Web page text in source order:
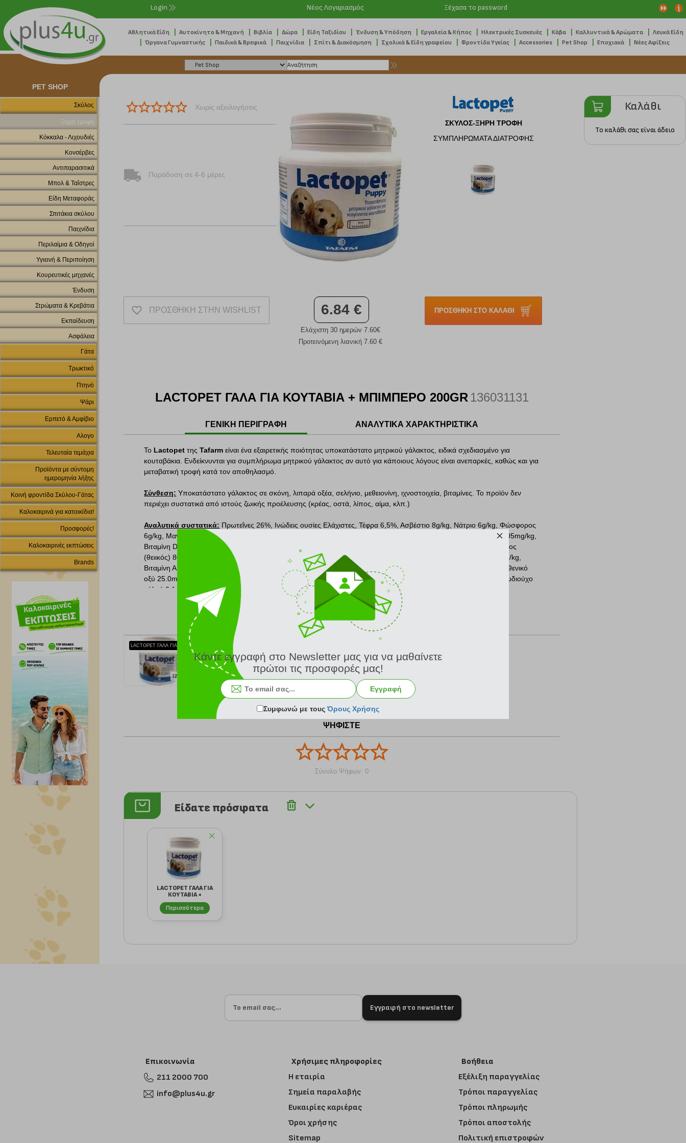
Login Νέος Λογαριασμός Ξέχασα το password
Αθλητικά Είδη Αυτοκίνητο & Μηχανή Βιβλία Δώρα Είδη Ταξιδίου Ένδυση & Υπόδηση Εργαλεία & Κήπος Ηλεκτρικές Συσκευές Κάβα Καλλυντικά & Αρώματα Λευκά Είδη
Όργανα Γυμναστικής Παιδικά & Βρεφικά Παιχνίδια Σπίτι & Διακόσμηση Σχολικά & Είδη γραφείου Φροντίδα Υγείας Accessories Pet Shop Εποχιακά Νέες Αφίξεις
PET SHOP
Σκύλος
Ξηρή τροφή
Κόκκαλα - Λιχουδιές
Κονσέρβες
Αντιπαρασιτικά
Μπολ & Ταΐστρες
Είδη Μεταφοράς
Σπιτάκια σκύλου
Παιχνίδια
Περιλαίμια & Οδηγοί
Υγιεινή & Περιποίηση
Κουρευτικές μηχανές
Ένδυση
Στρώματα & Κρεβάτια
Εκπαίδευση
Ασφάλεια
Γάτα
Τρωκτικό
Πτηνό
Ψάρι
Ερπετό & Αμφίβιο
Αλογο
Τελευταία τεμάχια
Προϊόντα με σύντομη
ημερομηνία λήξης
Κοινή φροντίδα Σκύλου-Γάτας
Καλοκαιρινά για κατοικίδια!
Προσφορές!
Καλοκαιρινές εκπτώσεις
Brands
Χωρίς αξιολογήσεις
Παράδοση σε 4-6 μέρες
ΣΚΥΛΟΣ-ΞΗΡΗ ΤΡΟΦΗ
ΣΥΜΠΛΗΡΩΜΑΤΑ ΔΙΑΤΡΟΦΗΣ
ΠΡΟΣΘΗΚΗ ΣΤΗΝ WISHLIST 6.84 €
Ελάχιστη 30 ημερών 7.60€
Προτεινόμενη λιανική 7.60 €
ΠΡΟΣΘΗΚΗ ΣΤΟ ΚΑΛΑΘΙ
LACTOPET ΓΑΛΑ ΓΙΑ ΚΟΥΤΑΒΙΑ + ΜΠΙΜΠΕΡΟ 200GR 136031131
ΓΕΝΙΚΗ ΠΕΡΙΓΡΑΦΗ ΑΝΑΛΥΤΙΚΑ ΧΑΡΑΚΤΗΡΙΣΤΙΚΑ
Το Lactopet τηςTafarm είναι ένα εξαιρετικής ποιότητας υποκατάστατο μητρικού γάλακτος, ειδικά σχεδιασμένο για
κουταβάκια. Ενδείκνυνται για συμπλήρωμα μητρικού γάλακτος αν αυτό για κάποιους λόγους είναι ανεπαρκές, καθώς και για
μεταβατική τροφή κατά τον αποθηλασμό.
Σύνθεση: Υποκατάστατο γάλακτος σε σκόνη, λιπαρά οξέα, σελήνιο, μεθειονίνη, ιχνοστοιχεία, βιταμίνες. Το προϊόν δεν
περιέχει συστατικά από ιστούς ζωικής προέλευσης (κρέας, οστά, λίπος, αίμα, κλπ.)
Αναλυτικά συστατικά: Πρωτεΐνες 26%, Ινώδεις ουσίες Ελάχιστες, Τέφρα 6,5%, Ασβέστιο 8g/kg, Νάτριο 6g/kg, Φώσφορος
6g/kg, Μαγνήσιο(ανθρακικό) 1.20g/kg, Βιταμίνη Β2(ριβοφλαβίνη)20mg/kg, Βιταμίνη Β6 4.5mg/kg, Βιταμίνη Β12 0.05mg/kg,
Βιταμίνη D3 6.000i.u/kg, Βιταμίνη Ε 100i.u./kg, Βιταμίνη F10.0i.u./kg, Βιταμίνη Κ 3.0mg/kg, Χολίνη 0.76g/kg, Σίδηρος
(θειικός) 80.00mg/kg, Ψευδάργυρος (θειικός)40.00mg/kg, Λυσίνη 18.00mg/kg, Μεθειονίνη (DL μεθειονίνη) 7.00mg/kg,
Βιταμίνη Α 50.000i.u./kg, Βιταμίνη C 130mg/kg, Βιταμίνη Β1 (θειαμίνη) 5.5mg/kg, Νικοτινικό οξύ 25.5mg/kg, Παντοθενικό
οξύ 25.0mg/kg, Μαγγάνιο (θειικό) 30.00mg/kg, Χαλκός (θειικός) 5.00mg/kg, Κοβάλτιο (θειικό) 0.20mg/kg, Ιώδιο (ιωδιούχο
κάλιο) 0.14mg/kg, Σελήνιο 0.10mg/kg, Βιοτίνη 0.05mg/kg.
ΣΧΕΤΙΚΑ ΠΡΟΪΟΝΤΑ
12.50 €
ΨΗΦΙΣΤΕ
Σύνολο Ψήφων: 0
Είδατε πρόσφατα
LACTOPET ΓΑΛΑ ΓΙΑ
ΚΟΥΤΑΒΙΑ +
ΜΠΙΜΠΕΡΟ 200GR
Περισσότερα
Καλάθι
Το καλάθι σας είναι άδειο
Εγγραφή στο newsletter
Επικοινωνία
211 2000 700
info@plus4u.gr
Χρήσιμες πληροφορίες
Η εταιρία
Σημεία παραλαβής
Ευκαιρίες καριέρας
Όροι χρήσης
Sitemap
Βοήθεια
Εξέλιξη παραγγελίας
Τρόποι παραγγελίας
Τρόποι πληρωμής
Τρόποι αποστολής
Πολιτική επιστροφών
Κάντε εγγραφή στο Newsletter μας για να μαθαίνετε
πρώτοι τις προσφορές μας!
Εγγραφή
Συμφωνώ με τουςΌρους Χρήσης